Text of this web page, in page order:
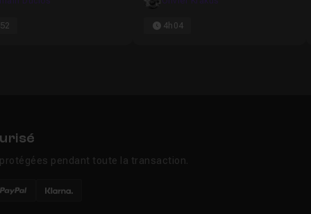
4h04
pendant toute la transaction.